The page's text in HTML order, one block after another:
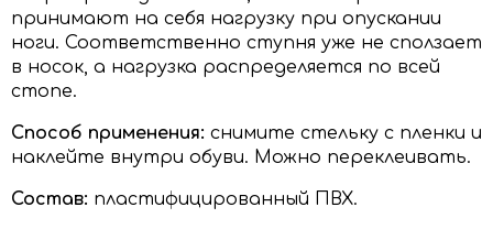
принимают на себя нагрузку при опускании
ноги. Соответственно ступня уже не сползает
в носок, а нагрузка распределяется по всей
стопе.
Способ применения: снимите стельку с пленки и
наклейте внутри обуви. Можно переклеивать.
Состав: пластифицированный ПВХ.